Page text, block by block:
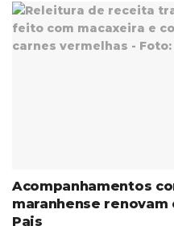
Acompanhamentos
maranhense renovam
Pais